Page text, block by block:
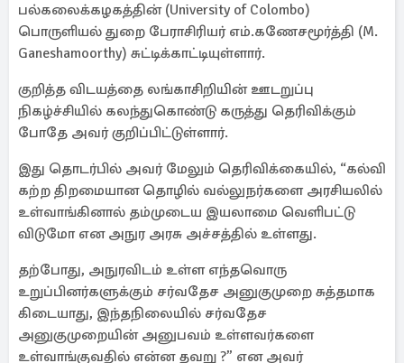
பல்கலைக்கழகத்தின் (University of Colombo)
பொருளியல் துறை பேராசிரியர் எம்.கணேசமூர்த்தி (M.
Ganeshamoorthy) சுட்டிக்காட்டியுள்ளார்.
குறித்த விடயத்தை லங்காசிறியின் ஊடறுப்பு
நிகழ்ச்சியில் கலந்துகொண்டு கருத்து தெரிவிக்கும்
போதே அவர் குறிப்பிட்டுள்ளார்.
இது தொடர்பில் அவர் மேலும் தெரிவிக்கையில், “கல்வி
கற்ற திறமையான தொழில் வல்லுநர்களை அரசியலில்
உள்வாங்கினால் தம்முடைய இயலாமை வெளிபட்டு
விடுமோ என அநுர அரசு அச்சத்தில் உள்ளது.
தற்போது, அநுரவிடம் உள்ள எந்தவொரு
உறுப்பினர்களுக்கும் சர்வதேச அனுகுமுறை சுத்தமாக
கிடையாது, இந்தநிலையில் சர்வதேச
அனுகுமுறையின் அனுபவம் உள்ளவர்களை
உள்வாங்குவதில் என்ன தவறு ?” என அவர்